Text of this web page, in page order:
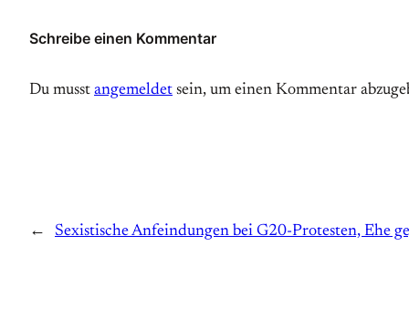
Schreibe einen Kommentar
Du musst angemeldet sein, um einen Kommentar
← Sexistische Anfeindungen bei G20-Protesten, Ehe